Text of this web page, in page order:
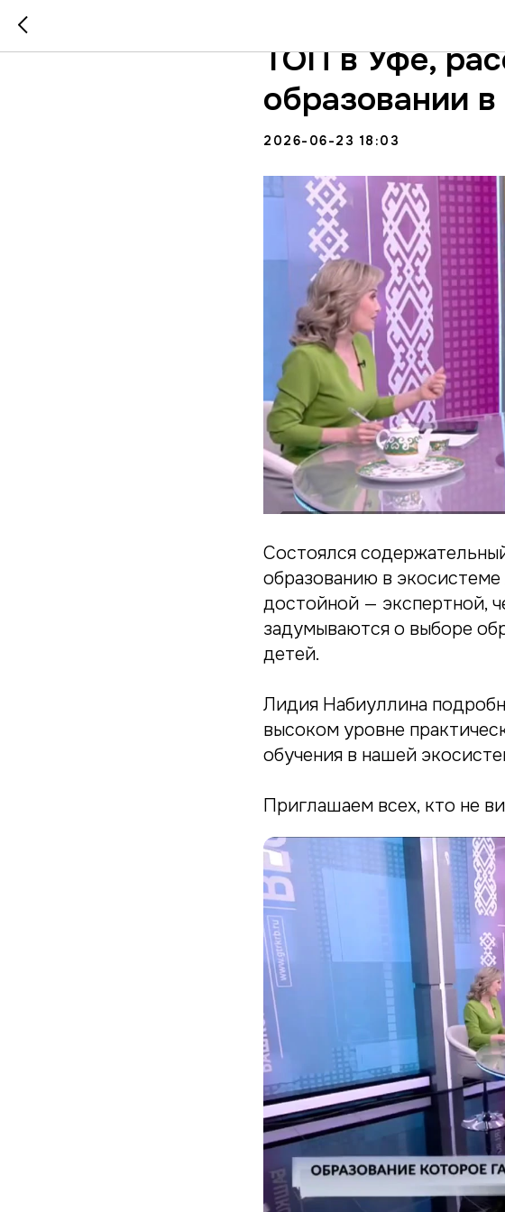
Лидия
ТОП в Уфе,
образовании
2026-06-23 18:03
Состоялся
образованию в
достойной — экспертной,
задумываются о выборе
детей.
Лидия Набиуллина
высоком уровне
обучения в нашей
Приглашаем всех, кто не